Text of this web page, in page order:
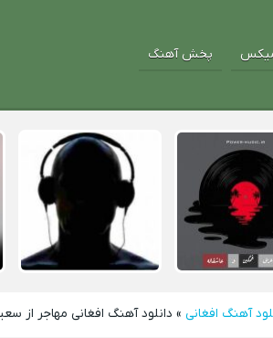
پخش آهنگ
آهنگ افغانی » دانلود آهنگ افغانی مهاجر از